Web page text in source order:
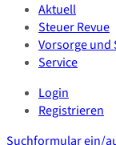
Aktuell
Steuer Revue
Vorsorge und
Service
Login
Registrieren
Suchformular ein/